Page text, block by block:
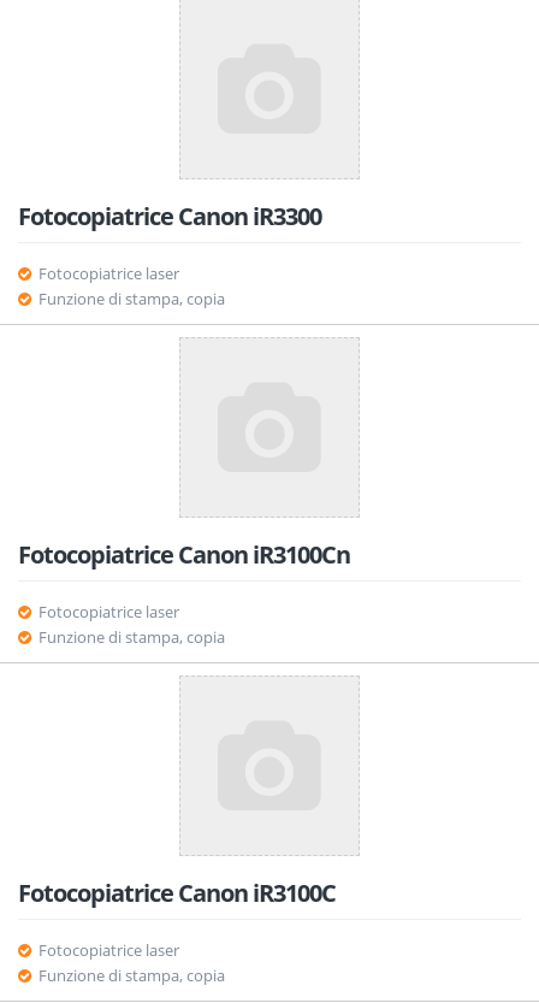
Fotocopiatrice Canon iR3300
Fotocopiatrice laser
Funzione di stampa, copia
Fotocopiatrice Canon iR3100Cn
Fotocopiatrice laser
Funzione di stampa, copia
Fotocopiatrice Canon iR3100C
Fotocopiatrice laser
Funzione di stampa, copia